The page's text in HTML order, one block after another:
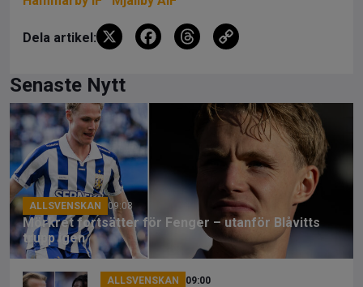
Dela artikel: X
F
o
k
T
a
d
Li
n
k
Senaste Nytt
ALLSVENSKAN 09:08
Mörkret fortsätter för Fenger – utanför Blåvitts
trupp igen
ALLSVENSKAN 09:00